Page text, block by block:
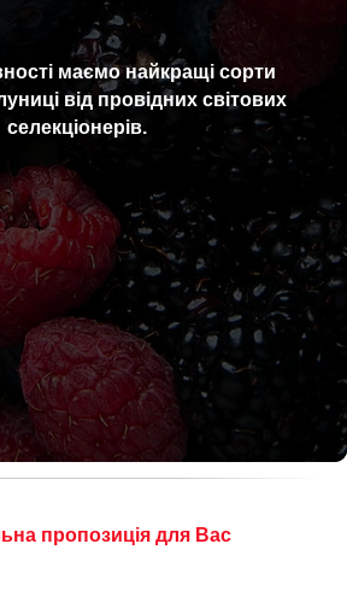
маємо найкращі сорти
від провідних світових
селекціонерів.
пропозиція для Вас